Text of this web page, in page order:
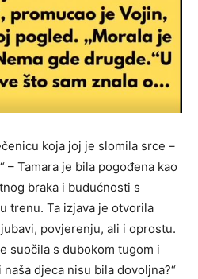
koja joj je slomila srce –
– Tamara je bila pogođena kao
braka i budućnosti s
trenu. Ta izjava je otvorila
povjerenju, ali i oprostu.
suočila s dubokom tugom i
djeca nisu bila dovoljna?“